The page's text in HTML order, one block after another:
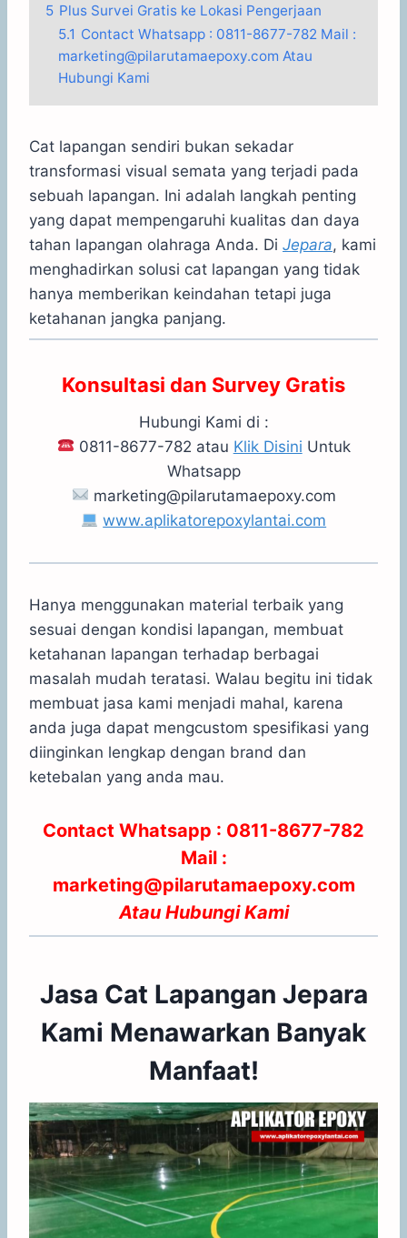
5 Plus Survei Gratis ke Lokasi Pengerjaan
5.1 Contact Whatsapp : 0811-8677-782 Mail :
marketing@pilarutamaepoxy.com Atau
Hubungi Kami
Cat lapangan sendiri bukan sekadar
transformasi visual semata yang terjadi pada
sebuah lapangan. Ini adalah langkah penting
yang dapat mempengaruhi kualitas dan daya
tahan lapangan olahraga Anda. Di Jepara, kami
menghadirkan solusi cat lapangan yang tidak
hanya memberikan keindahan tetapi juga
ketahanan jangka panjang.
Konsultasi dan Survey Gratis
Hubungi Kami di :
0811-8677-782 atau Klik Disini Untuk
Whatsapp
marketing@pilarutamaepoxy.com
www.aplikatorepoxylantai.com
Hanya menggunakan material terbaik yang
sesuai dengan kondisi lapangan, membuat
ketahanan lapangan terhadap berbagai
masalah mudah teratasi. Walau begitu ini tidak
membuat jasa kami menjadi mahal, karena
anda juga dapat mengcustom spesifikasi yang
diinginkan lengkap dengan brand dan
ketebalan yang anda mau.
Contact Whatsapp : 0811-8677-782
Mail :
marketing@pilarutamaepoxy.com
Atau Hubungi Kami
Jasa Cat Lapangan Jepara
Kami Menawarkan Banyak
Manfaat!